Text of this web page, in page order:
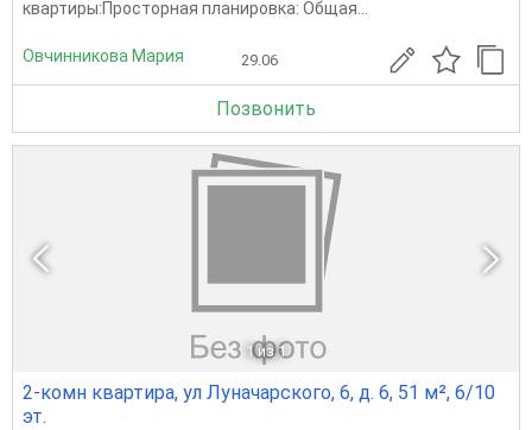
квартиры:Просторная планировка: Общая...
Овчинникова Мария 29.06
Позвонить
1 из 1
2-комн квартира, ул Луначарского, 6, д. 6, 51 м², 6/10
эт.